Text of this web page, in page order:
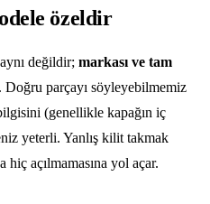
özeldir
değildir; markası ve tam
Doğru parçayı söyleyebilmemiz
(genellikle kapağın iç
yeterli. Yanlış kilit takmak
hiç açılmamasına yol açar.